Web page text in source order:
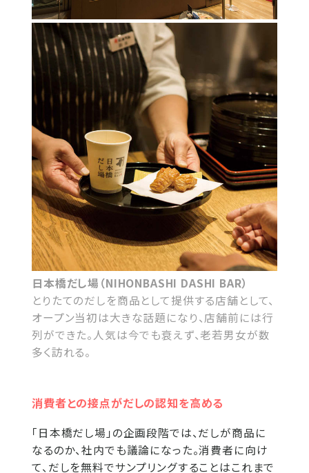
日本橋だし場（NIHONBASHI DASHI BAR）
とりたてのだしを商品として提供する店舗として、
オープン当初は大きな話題になり、店舗前には行
列ができた。人気は今でも衰えず、老若男女が数
多く訪れる。
消費者との接点がだしの認知を高める
「日本橋だし場」の企画段階では、だしが商品に
なるのか、社内でも議論になった。消費者に向け
て、だしを無料でサンプリングすることはこれまで